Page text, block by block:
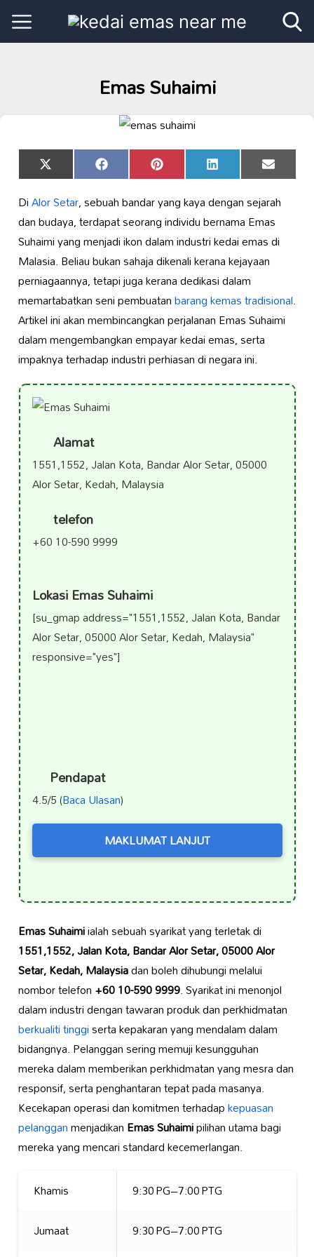
Emas Suhaimi
Share
on
X
(Twitter)
Share
on
Facebook Share
on
Pinterest Share
on
LinkedIn Share
on
Email
DiAlor Setar, sebuah bandar yang kaya dengan sejarah
dan budaya, terdapat seorang individu bernama Emas
Suhaimi yang menjadi ikon dalam industri kedai emas di
Malasia. Beliau bukan sahaja dikenali kerana kejayaan
perniagaannya, tetapi juga kerana dedikasi dalam
memartabatkan seni pembuatanbarang kemas tradisional.
Artikel ini akan membincangkan perjalanan Emas Suhaimi
dalam mengembangkan empayar kedai emas, serta
impaknya terhadap industri perhiasan di negara ini.
Alamat
1551,1552, Jalan Kota, Bandar Alor Setar, 05000
Alor Setar, Kedah, Malaysia
telefon
+60 10-590 9999
Lokasi Emas Suhaimi
[su_gmap address="1551,1552, Jalan Kota, Bandar
Alor Setar, 05000 Alor Setar, Kedah, Malaysia"
responsive="yes"]
Pendapat
4.5/5 (Baca Ulasan)
MAKLUMAT LANJUT
Emas Suhaimiialah sebuah syarikat yang terletak di
1551,1552, Jalan Kota, Bandar Alor Setar, 05000 Alor
Setar, Kedah, Malaysiadan boleh dihubungi melalui
nombor telefon+60 10-590 9999. Syarikat ini menonjol
dalam industri dengan tawaran produk dan perkhidmatan
berkualiti tinggiserta kepakaran yang mendalam dalam
bidangnya. Pelanggan sering memuji kesungguhan
mereka dalam memberikan perkhidmatan yang mesra dan
responsif, serta penghantaran tepat pada masanya.
Kecekapan operasi dan komitmen terhadapkepuasan
pelangganmenjadikanEmas Suhaimipilihan utama bagi
mereka yang mencari standard kecemerlangan.
Khamis
9:30 PG–7:00 PTG
Jumaat
9:30 PG–7:00 PTG